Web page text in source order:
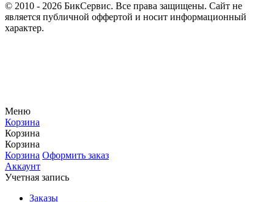
© 2010 - 2026 БикСервис. Все права защищены. Сайт не
является публичной оффертой и носит информационный
характер.
Меню
Корзина
Корзина
Корзина
Корзина Оформить заказ
Аккаунт
Учетная запись
Заказы